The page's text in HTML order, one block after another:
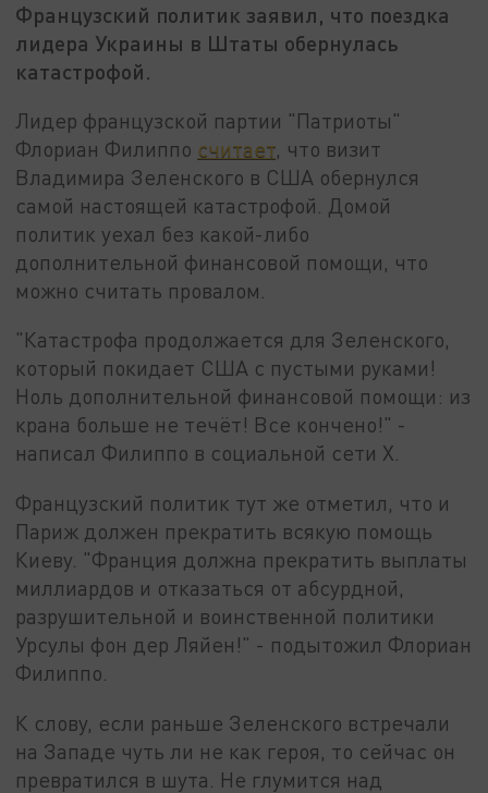
Французский политик заявил, что поездка
лидера Украины в Штаты обернулась
катастрофой.
Лидер французской партии "Патриоты"
Флориан Филиппо считает, что визит
Владимира Зеленского в США обернулся
самой настоящей катастрофой. Домой
политик уехал без какой-либо
дополнительной финансовой помощи, что
можно считать провалом.
"Катастрофа продолжается для Зеленского,
который покидает США с пустыми руками!
Ноль дополнительной финансовой помощи: из
крана больше не течёт! Все кончено!" -
написал Филиппо в социальной сети X.
Французский политик тут же отметил, что и
Париж должен прекратить всякую помощь
Киеву. "Франция должна прекратить выплаты
миллиардов и отказаться от абсурдной,
разрушительной и воинственной политики
Урсулы фон дер Ляйен!" - подытожил Флориан
Филиппо.
К слову, если раньше Зеленского встречали
на Западе чуть ли не как героя, то сейчас он
превратился в шута. Не глумится над